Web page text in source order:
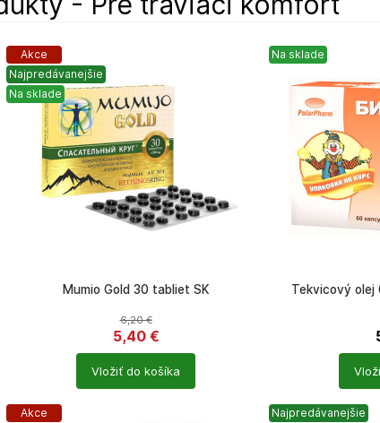
Akce
Najpredávanejšie
Na sklade
Mumio Gold 30 tabliet SK
5,40 €
6,20€
Vložiť do košíka
Na sklade
Tekvicový olej
Akce
Najpredávanejšie